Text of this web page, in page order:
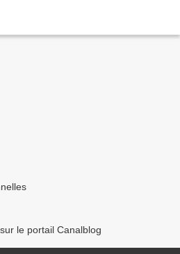
le portail Canalblog